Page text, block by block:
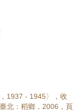
1937 - 1945〉，收
北：稻鄉，2006，頁